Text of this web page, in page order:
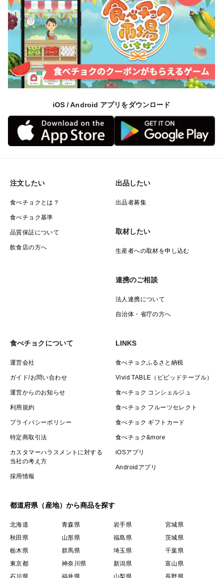
iOS / Android アプリをダウンロード
注文したい
食べチョクとは？
食べチョク基準
品質保証について
飲食店の方へ
出品したい
出品者募集
取材したい
生産者への取材を申し込む
連携のご相談
法人連携について
自治体・省庁の方へ
食べチョクについて
運営会社
ガイド/お問い合わせ
運営からのお知らせ
利用規約
プライバシーポリシー
特定商取引法
カスタマーハラスメントに対する
当社の考え方
採用情報
LINKS
食べチョクふるさと納税
Vivid TABLE（ビビッドテーブル）
食べチョク コンシェルジュ
食べチョク フルーツセレクト
食べチョク ギフトカード
食べチョク&more
iOSアプリ
Androidアプリ
都道府県（産地）から商品を探す
北海道 青森県 岩手県
宮城県
秋田県
山形県 福島県
茨城県
栃木県
群馬県 埼玉県
千葉県
東京都
神奈川県 新潟県
富山県